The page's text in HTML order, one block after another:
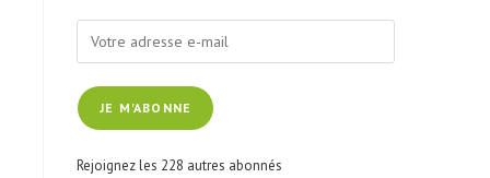
Votre
adresse
e-
mailJE M'ABONNE
Rejoignez les 228 autres abonnés